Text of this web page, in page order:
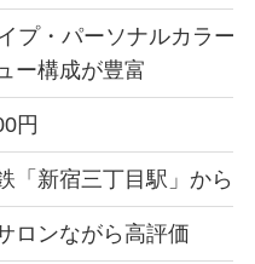
プ・パーソナルカラー
ー構成が豊富
円
「新宿三丁目駅」から
ロンながら高評価